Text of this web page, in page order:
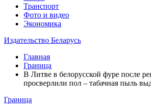
Транспорт
Фото и видео
Экономика
Издательство Беларусь
Главная
Граница
В Литве в белорусской фуре после
просверлили пол – табачная пыль
Граница